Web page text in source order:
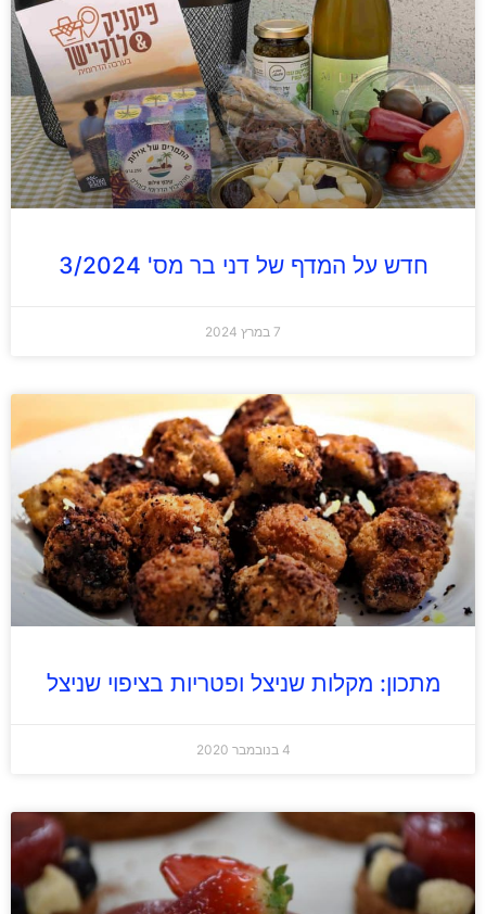
חדש על המדף של דני בר מס' 3/2024
7 במרץ 2024
מתכון: מקלות שניצל ופטריות בציפוי שניצל
4 בנובמבר 2020